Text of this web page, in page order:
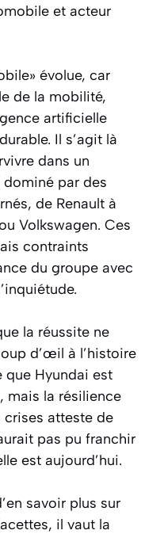
et acteur
évolue, car
de la mobilité,
artificielle
Il s’agit là
dans un
par des
de Renault à
Volkswagen. Ces
contraints
du groupe avec
la réussite ne
d’œil à l’histoire
Hyundai est
mais la résilience
crises atteste de
pas pu franchir
est aujourd’hui.
savoir plus sur
il vaut la